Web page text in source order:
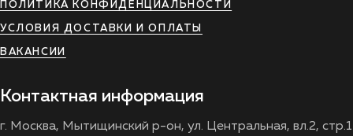
ПОЛИТИКА КОНФИДЕНЦИАЛЬНОСТИ
УСЛОВИЯ ДОСТАВКИ И ОПЛАТЫ
ВАКАНСИИ
Контактная информация
г. Москва, Мытищинский р-он, ул. Центральная, вл.2, стр.1